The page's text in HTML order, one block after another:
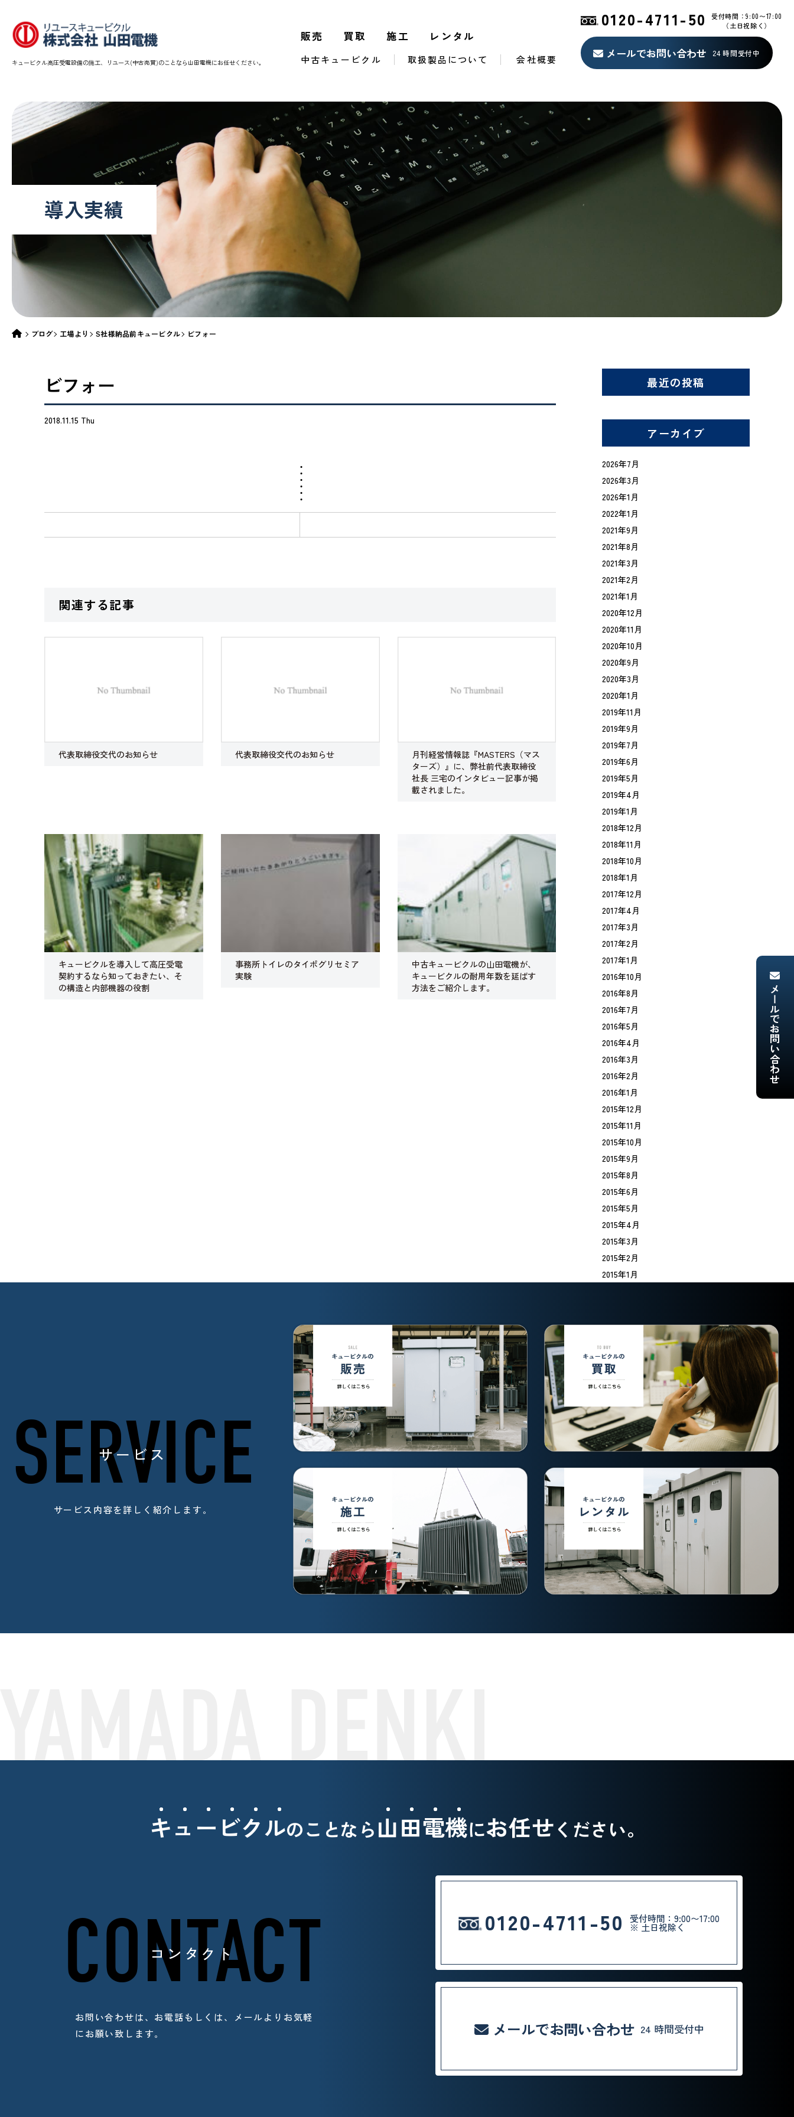
販売 買取 施工 レンタル
中古キュービクル 取扱製品について 会社概要
キュービクル高圧受電設備の施工、リユース(中古売買)のことなら山田電機にお任せください。
0120-4711-50
受付時間：9:00〜17:00
（土日祝除く）
メールでお問い合わせ 24 時間受付中
導入実績
ブログ 工場より S社様納品前キュービクル ビフォー
メールでお問い合わせ
ビフォー
2018.11.15 Thu
関連する記事
代表取締役交代のお知らせ 代表取締役交代のお知らせ
月刊経営情報誌『MASTERS（マス
ターズ）』に、弊社前代表取締役
社長 三宅のインタビュー記事が掲
載されました。
キュービクルを導入して高圧受電
契約するなら知っておきたい、そ
の構造と内部機器の役割
事務所トイレのタイポグリセミア
実験
中古キュービクルの山田電機が、
キュービクルの耐用年数を延ばす
方法をご紹介します。
最近の投稿
アーカイブ
2026年7月
2026年3月
2026年1月
2022年1月
2021年9月
2021年8月
2021年3月
2021年2月
2021年1月
2020年12月
2020年11月
2020年10月
2020年9月
2020年3月
2020年1月
2019年11月
2019年9月
2019年7月
2019年6月
2019年5月
2019年4月
2019年1月
2018年12月
2018年11月
2018年10月
2018年1月
2017年12月
2017年4月
2017年3月
2017年2月
2017年1月
2016年10月
2016年8月
2016年7月
2016年5月
2016年4月
2016年3月
2016年2月
2016年1月
2015年12月
2015年11月
2015年10月
2015年9月
2015年8月
2015年6月
2015年5月
2015年4月
2015年3月
2015年2月
2015年1月
SERVICE
サービス
サービス内容を詳しく紹介します。
キュービクルのことなら山田電機にお任せください。
CONTACT
コンタクト
お問い合わせは、お電話もしくは、
メールよりお気軽
にお願い致します。
0120-4711-50 受付時間：9:00〜17:00
※ 土日祝除く
メールでお問い合わせ 24 時間受付中